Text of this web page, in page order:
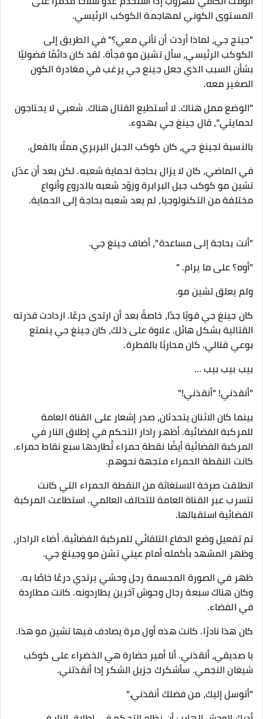
المستوى الكوني لمهاجمة الكوكب الرئيسي.
"جينج جي، لماذا أردت أن تأتي معي؟" في الطريق إلى
الكوكب الرئيسي، سأل تشين مو فجأة. لقد كان دائمًا فضوليًا
بشأن السبب الذي جعل جينغ جي يرغب في مغادرة الكون
الصغير معه.
"الوضع ممل هناك. لا أستطيع القتال هناك. شعبي لا يحتاجون
لحمايتي"، قال جينغ جي بهدوء.
بالنسبة لجينغ جي، كان كوكب الجبل البربري مملًا بالفعل.
في الماضي، كان لا يزال بحاجة لحماية شعبه. لكن بعد أن عدّل
تشين مو كوكب جبل البرابرة وزوّد شعبه بالدروع وأنواع
مختلفة من التكنولوجيا، لم يعد شعبه بحاجة إلى الحماية.
"أنت بحاجة إلى مساعدة"، أضاف جينغ جي.
"أوه؟ على ما يرام. "
ولم يعلق تشين مو.
كان جينغ جي قويًا جدًا، خاصةً بعد أن ارتدى درعًا. ازدادت قدرته
القتالية بشكل هائل. علاوة على ذلك، كان جينغ جي يتمتع
بوعي قتالي. كان محاربًا بالفطرة.
بيب بيب بيب …
"أنقذني! "أنقذني!"
بينما كان الاثنان يتحدثان، صدر إشعار على القناة العامة
للمركبة الفضائية. أظهر رادار التحكم في إطلاق النار في
المركبة الفضائية أيضًا نقطة حمراء تُطاردها سبع نقاط حمراء.
كانت النقطة الحمراء متجهة نحوهم.
انطلقت صرخة الاستغاثة من النقطة الحمراء التي كانت
تتسرب عبر القناة العامة للتحالف العالمي. استطاعت المركبة
الفضائية استقبالها.
تم تفعيل وضع الدفاع التلقائي للمركبة الفضائية. أضاء الرادار،
وظهر المشهد بأكمله أمام عيني تشن مو وجينغ جي.
ظهر في الصورة المجسمة رجل وحشي يرتدي درعًا خاصًا به.
وكان هناك سبعة رجال وحوش آخرين يطاردونه. كانت مطاردة
في الفضاء.
كان هذا نادرًا. كانت هذه أول مرة يصادف فيها تشين مو هذا.
يا صديقي، أنقذني. أنا أمير حضارة هي الخضراء على كوكب
شيغان النجمي. سأشكرك جزيل الشكر إذا أنقذتني.
"أتوسل إليك، من فضلك أنقذني."